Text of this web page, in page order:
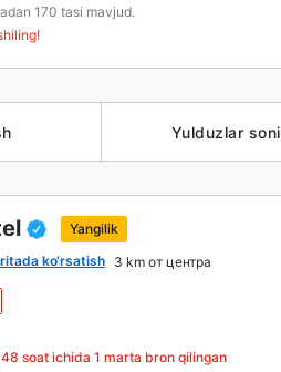
170 tasi mavjud.
Yulduzlar soni
Yangilik
ko‘rsatish 3 km от центра
soat ichida 1 marta bron qilingan